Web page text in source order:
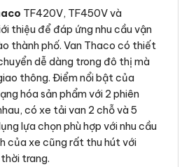
TF420V, TF450V và
thiệu để đáp ứng nhu cầu vận
thành phố. Van Thaco có thiết
dễ dàng trong đô thị mà
thông. Điểm nổi bật của
hóa sản phẩm với 2 phiên
có xe tải van 2 chỗ và 5
lựa chọn phù hợp với nhu cầu
của xe cũng rất thu hút với
trang.